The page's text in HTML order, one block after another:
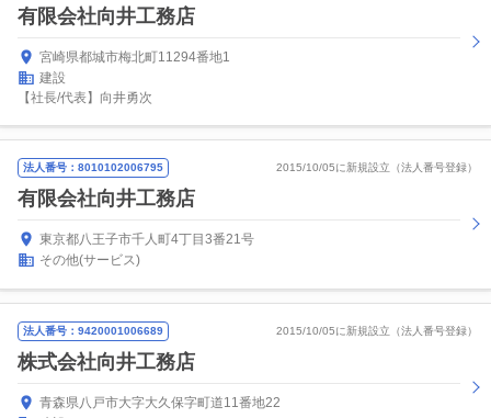
有限会社向井工務店
宮崎県都城市梅北町11294番地1
建設
【社長/代表】向井勇次
法人番号：8010102006795 2015/10/05に新規設立（法人番号登録）
有限会社向井工務店
東京都八王子市千人町4丁目3番21号
その他(サービス)
法人番号：9420001006689 2015/10/05に新規設立（法人番号登録）
株式会社向井工務店
青森県八戸市大字大久保字町道11番地22